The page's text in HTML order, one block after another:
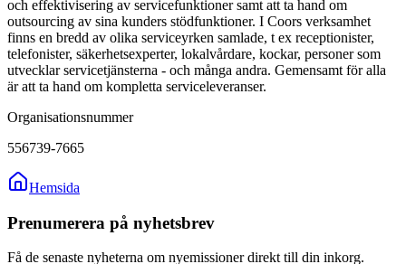
och effektivisering av servicefunktioner samt att ta hand om
outsourcing av sina kunders stödfunktioner. I Coors verksamhet
finns en bredd av olika serviceyrken samlade, t ex receptionister,
telefonister, säkerhetsexperter, lokalvårdare, kockar, personer som
utvecklar servicetjänsterna - och många andra. Gemensamt för alla
är att ta hand om kompletta serviceleveranser.
Organisationsnummer
556739-7665
Hemsida
Prenumerera på nyhetsbrev
Få de senaste nyheterna om nyemissioner direkt till din inkorg.